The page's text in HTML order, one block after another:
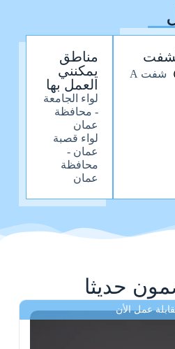
شفت A
مناطق
يمكنني
العمل بها
لواء الجامعة
- محافظة
عمان
لواء قصبة
عمان -
محافظة
عمان
حديثا
عمل الأن